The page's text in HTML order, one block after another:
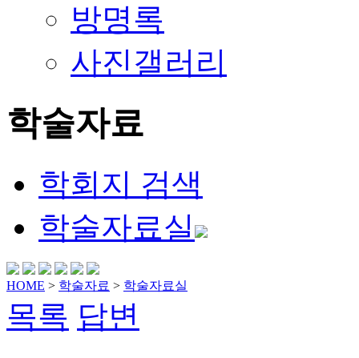
방명록
사진갤러리
학술자료
학회지 검색
학술자료실
HOME > 학술자료 > 학술자료실
목록 답변